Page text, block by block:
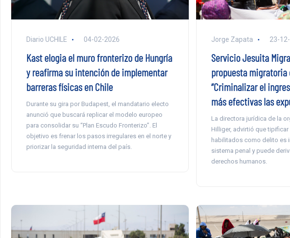
Diario UCHILE 04-02-2026
Kast elogia el muro fronterizo de Hungría
y reafirma su intención de implementar
barreras físicas en Chile
Durante su gira por Budapest, el mandatario electo
anunció que buscará replicar el modelo europeo
para consolidar su “Plan Escudo Fronterizo”. El
objetivo es frenar los pasos irregulares en el norte y
priorizar la seguridad interna del país.
Jorge Zapata 23-
Servicio Jesuita
propuesta migratoria
“Criminalizar el
más efectivas las
La directora jurídica de la
Hilliger, advirtió que
habilitados como delito es
sistema penal y puede
derechos humanos.